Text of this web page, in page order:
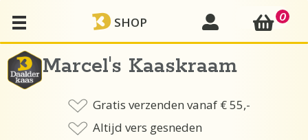
naar
de
inhoud
SHOP mijn account 0
Marcel's Kaaskraam
Gratis verzenden vanaf € 55,-
Altijd vers gesneden